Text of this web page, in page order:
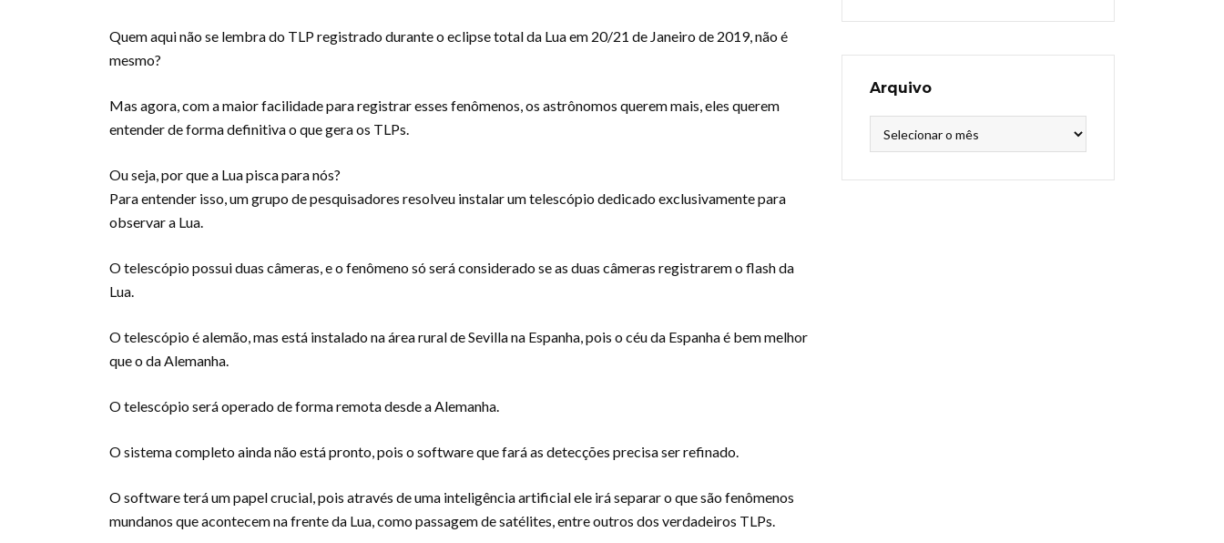
Quem aqui não se lembra do TLP registrado durante o eclipse total da Lua em 20/21 de Janeiro de 2019, não é
mesmo?
Mas agora, com a maior facilidade para registrar esses fenômenos, os astrônomos querem mais, eles querem
entender de forma definitiva o que gera os TLPs.
Ou seja, por que a Lua pisca para nós?
Para entender isso, um grupo de pesquisadores resolveu instalar um telescópio dedicado exclusivamente para
observar a Lua.
O telescópio possui duas câmeras, e o fenômeno só será considerado se as duas câmeras registrarem o flash da
Lua.
O telescópio é alemão, mas está instalado na área rural de Sevilla na Espanha, pois o céu da Espanha é bem melhor
que o da Alemanha.
O telescópio será operado de forma remota desde a Alemanha.
O sistema completo ainda não está pronto, pois o software que fará as detecções precisa ser refinado.
O software terá um papel crucial, pois através de uma inteligência artificial ele irá separar o que são fenômenos
mundanos que acontecem na frente da Lua, como passagem de satélites, entre outros dos verdadeiros TLPs.
Arquivo